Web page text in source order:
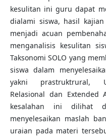
kesulitan ini guru dapat
dialami siswa, hasil
menjadi acuan
menganalisis kesulitan
Taksonomi SOLO yang
siswa dalam
yakni prastruktrural,
Relasional dan Extended
kesalahan ini dilihat
menyelesaikan maslah
uraian pada materi